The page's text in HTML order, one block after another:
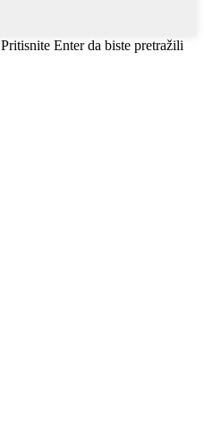
Pritisnite Enter da biste pretražili